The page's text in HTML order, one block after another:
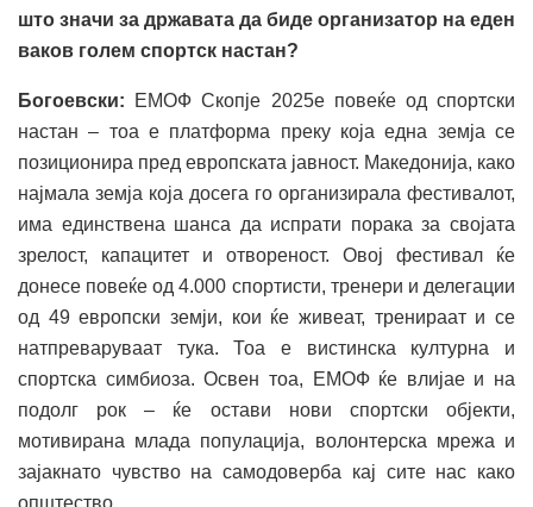
што значи за државата да биде организатор на еден
ваков голем спортск настан?
Богоевски:
ЕМОФ Скопје 2025е повеќе од спортски
настан – тоа е платформа преку која една земја се
позиционира пред европската јавност. Македонија, како
најмала земја која досега го организирала фестивалот,
има единствена шанса да испрати порака за својата
зрелост, капацитет и отвореност. Овој фестивал ќе
донесе повеќе од 4.000 спортисти, тренери и делегации
од 49 европски земји, кои ќе живеат, тренираат и се
натпреваруваат тука. Тоа е вистинска културна и
спортска симбиоза. Освен тоа, ЕМОФ ќе влијае и на
подолг рок – ќе остави нови спортски објекти,
мотивирана млада популација, волонтерска мрежа и
зајакнато чувство на самодоверба кај сите нас како
општество.